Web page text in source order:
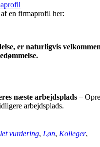
en firmaprofil her:
er naturligvis
næste arbejdsplads –
arbejdsplads.
vurdering, Løn, Kolleger,